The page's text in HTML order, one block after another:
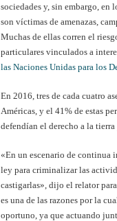
sociedades y, sin embargo, en
son víctimas de amenazas,
Muchas de ellas corren el
particulares vinculados a
las Naciones Unidas para los
En 2016, tres de cada cuatro
Américas, y el 41% de estas
defendían el derecho a la
«En un escenario de continua
ley para criminalizar las
castigarlas», dijo el relator para
es una de las razones por la
oportuno, ya que actuando